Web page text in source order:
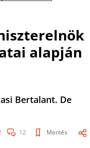
alapján
Bertalant. De
12 Mentés